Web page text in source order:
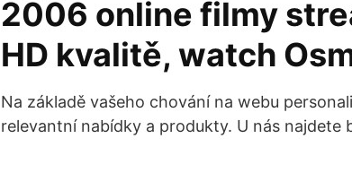
2006 online filmy
HD kvalitě, watch
Na základě vašeho chování na webu
relevantní nabídky a produkty. U nás najdete